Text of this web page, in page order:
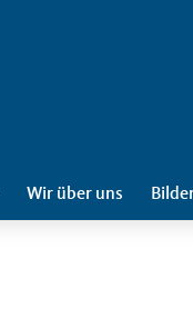
Wir über uns